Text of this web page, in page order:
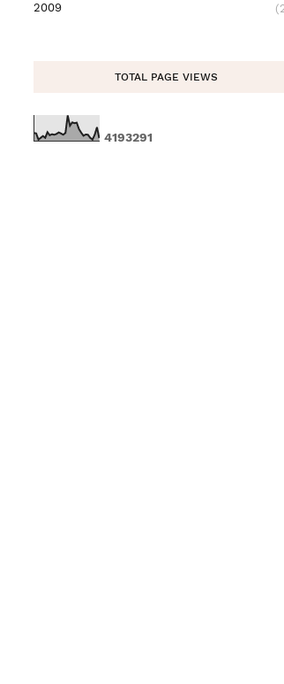
2009
TOTAL PAGE VIEWS
4193291